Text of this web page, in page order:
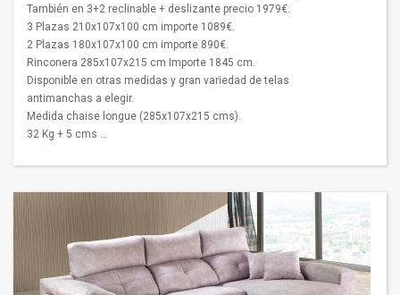
También en 3+2 reclinable + deslizante precio 1979€.
3 Plazas 210x107x100 cm importe 1089€.
2 Plazas 180x107x100 cm importe 890€.
Rinconera 285x107x215 cm Importe 1845 cm.
Disponible en otras medidas y gran variedad de telas
antimanchas a elegir.
Medida chaise longue (285x107x215 cms).
32 Kg + 5 cms ...